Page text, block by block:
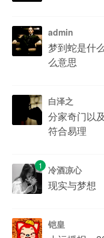
admin
梦到蛇是什
么意思
白泽之
分家奇门以
符合易理
1
冷酒凉心
现实与梦想
铠皇